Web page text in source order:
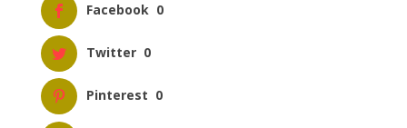
Facebook 0
Twitter 0
Pinterest 0